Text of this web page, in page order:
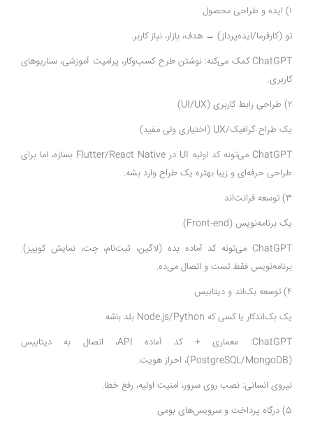
۱) ایده و طراحی محصول
تو (کارفرما/ایده‌پرداز) → هدف، بازار، نیاز کاربر.
ChatGPT کمک می‌کنه: نوشتن طرح کسب‌وکار، پرامپت آموزشی، سناریوهای
کاربری.
۲) طراحی رابط کاربری (UI/UX)
یک طراح گرافیک/UX (اختیاری ولی مفید)
ChatGPT می‌تونه کد اولیه UI در Flutter/React Native بسازه، اما برای
طراحی حرفه‌ای و زیبا بهتره یک طراح وارد بشه.
3) توسعه فرانت‌اند
یک برنامه‌نویس (Front-end)
ChatGPT می‌تونه کد آماده بده (لاگین، ثبت‌نام، چت، نمایش کوییز).
برنامه‌نویس فقط تست و اتصال می‌ده.
۴) توسعه بک‌اند و دیتابیس
یک بک‌اند‌کار یا کسی که Node.js/Python بلد باشه
ChatGPT: معماری + کد آماده API، اتصال به دیتابیس
(PostgreSQL/MongoDB)، احراز هویت.
نیروی انسانی: نصب روی سرور، امنیت اولیه، رفع خطا.
5) درگاه پرداخت و سرویس‌های بومی